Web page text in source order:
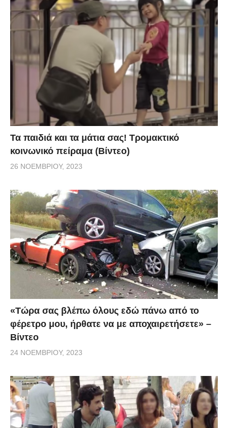
Τα παιδιά και τα μάτια σας! Τρομακτικό
κοινωνικό πείραμα (Βίντεο)
26 ΝΟΕΜΒΡΊΟΥ, 2023
«Τώρα σας βλέπω όλους εδώ πάνω από το
φέρετρο μου, ήρθατε να με αποχαιρετήσετε» –
Βίντεο
24 ΝΟΕΜΒΡΊΟΥ, 2023